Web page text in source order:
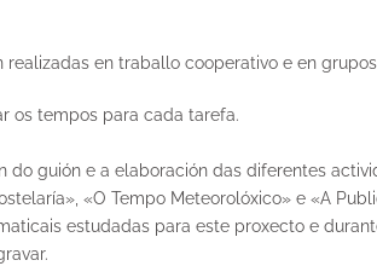
en traballo cooperativo e en
os tempos para cada tarefa.
do guión e a elaboración das diferentes
«O Tempo Meteorolóxico» e «A
estudadas para este proxecto e